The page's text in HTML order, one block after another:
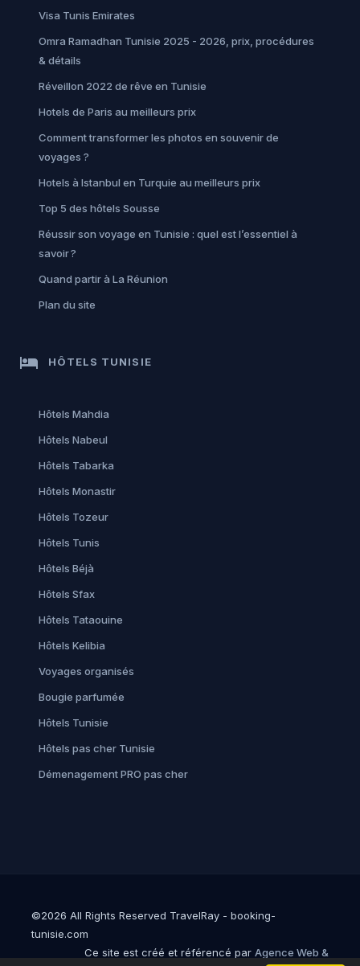
Visa Tunis Emirates
Omra Ramadhan Tunisie 2025 - 2026, prix, procédures
& détails
Réveillon 2022 de rêve en Tunisie
Hotels de Paris au meilleurs prix
Comment transformer les photos en souvenir de
voyages ?
Hotels à Istanbul en Turquie au meilleurs prix
Top 5 des hôtels Sousse
Réussir son voyage en Tunisie : quel est l’essentiel à
savoir ?
Quand partir à La Réunion
Plan du site
hotel HÔTELS TUNISIE
Hôtels Mahdia
Hôtels Nabeul
Hôtels Tabarka
Hôtels Monastir
Hôtels Tozeur
Hôtels Tunis
Hôtels Béjà
Hôtels Sfax
Hôtels Tataouine
Hôtels Kelibia
Voyages organisés
Bougie parfumée
Hôtels Tunisie
Hôtels pas cher Tunisie
Démenagement PRO pas cher
©2026 All Rights Reserved TravelRay - booking-
tunisie.com
Ce site est créé et référencé par Agence Web &